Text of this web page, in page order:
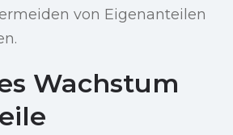
von Eigenanteilen
Wachstum